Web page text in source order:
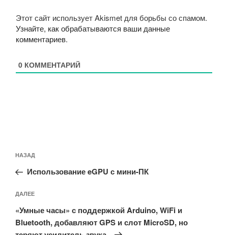
Этот сайт использует Akismet для борьбы со спамом.
Узнайте, как обрабатываются ваши данные
комментариев.
0 КОММЕНТАРИЙ
по
записям
Предыдущая
запись:
НАЗАД
Использование eGPU с мини-ПК
Следующая
запись
ДАЛЕЕ
«Умные часы» с поддержкой Arduino, WiFi и
Bluetooth, добавляют GPS и слот MicroSD, но